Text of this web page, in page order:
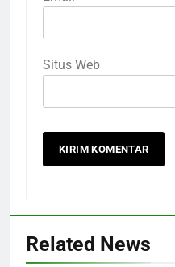
Situs Web
Related News